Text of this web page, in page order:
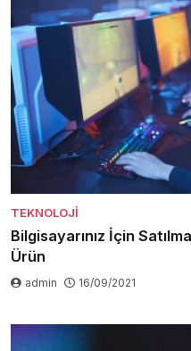
TEKNOLOJI
Bilgisayarınız İçin
Ürün
admin 16/09/2021